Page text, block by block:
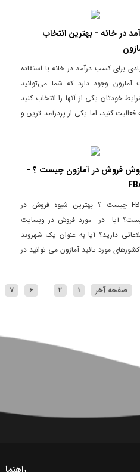
در خانه - بهترین انتخاب
برای کسب درآمد در خانه با استفاده
آمازون وجود دارد که شما می‌توانید
خودتان یکی از آنها را انتخاب کنید
کنید، اما یکی از پردرآمد ترین و
محصولات در آمازون می باشد.
فروش در آمازون چیست ؟ -
آمازون FBA چیست ؟ بهترین شیوه فروش در
آیا در مورد فروش در وبسایت
دارید؟ آیا به عنوان یک شهروند
مورد تائید آمازون می توانید در
صفحه آخر 1
2
...
6
7